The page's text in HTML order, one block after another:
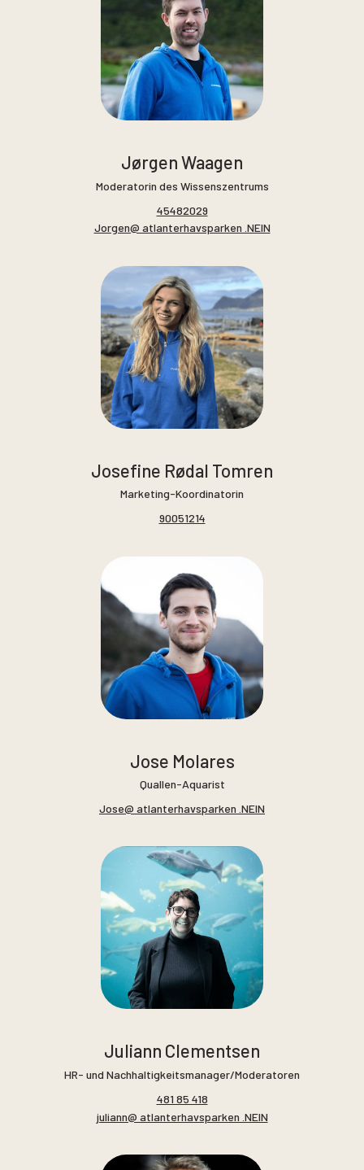
Jørgen Waagen
Moderatorin des Wissenszentrums
45482029
Jorgen@ atlanterhavsparken .NEIN
Josefine Rødal Tomren
Marketing-Koordinatorin
90051214
Jose Molares
Quallen-Aquarist
Jose@ atlanterhavsparken .NEIN
Juliann Clementsen
HR- und Nachhaltigkeitsmanager/Moderatoren
481 85 418
juliann@ atlanterhavsparken .NEIN